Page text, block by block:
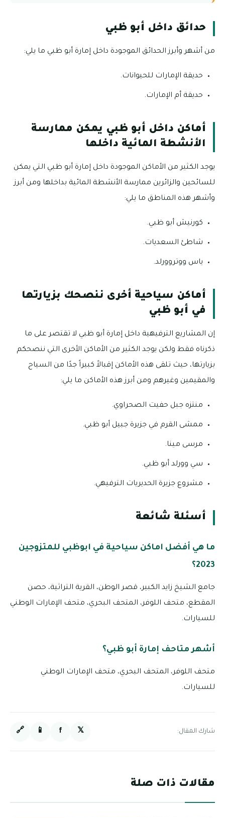
حدائق داخل أبو ظبي
من أشهر وأبرز الحدائق الموجودة داخل إمارة أبو ظبي ما يلي:
حديقة الإمارات للحيوانات.
حديقة أم الإمارات.
أماكن داخل أبو ظبي يمكن ممارسة
الأنشطة المائية داخلها
يوجد الكثير من الأماكن الموجودة داخل إمارة أبو ظبي التي يمكن
للسائحين والزائرين ممارسة الأنشطة المائية بداخلها ومن أبرز
وأشهر هذه المناطق ما يلي:
كورنيش أبو ظبي.
شاطئ السعديات.
ياس ووتروورلد.
أماكن سياحية أخرى ننصحك بزيارتها
في أبو ظبي
إن المشاريع الترفيهية داخل إمارة أبو ظبي لا تقتصر على ما
ذكرناه فقط ولكن يوجد الكثير من الأماكن الأخرى التي ننصحكم
بزيارتها، حيث تلقى هذه الأماكن إقبالاً كبيراً جدًا من السياح
والمقيمين وغيرهم ومن أبرز هذه الأماكن ما يلي:
منتزه جبل حفيت الصحراوي.
ممشى القرم في جزيرة جبيل أبو ظبي.
مرسى مينا.
سي وورلد أبو ظبي.
مشروع جزيرة الحديريات الترفيهي.
أسئلة شائعة
ما هي أفضل اماكن سياحية في ابوظبي للمتزوجين
2023؟
جامع الشيخ زايد الكبير، قصر الوطن، القرية التراثية، حصن
المقطع، متحف اللوفر، المتحف البحري، متحف الإمارات الوطني
للسيارات.
أشهر متاحف إمارة أبو ظبي؟
متحف اللوفر، المتحف البحري، متحف الإمارات الوطني
للسيارات.
شارك المقال: 𝕏
f
📱
🔗
مقالات ذات صلة